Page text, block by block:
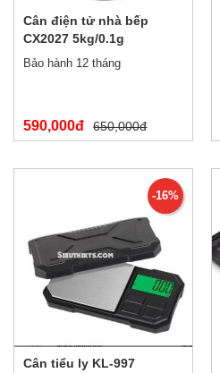
Cân điện tử nhà bếp
CX2027 5kg/0.1g
Bảo hành 12 tháng
590,000đ 650,000đ
-16%
Cân tiểu ly KL-997